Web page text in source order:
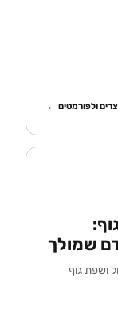
ולפורמטים ←
שמולך
ושפת גוף